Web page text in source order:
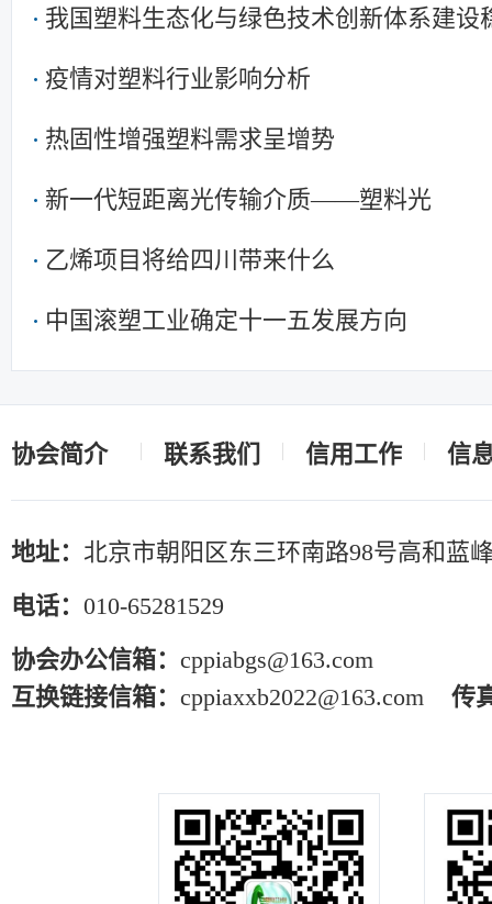
我国塑料生态化与绿色技术创新体系建设
疫情对塑料行业影响分析
热固性增强塑料需求呈增势
新一代短距离光传输介质——塑料光
乙烯项目将给四川带来什么
中国滚塑工业确定十一五发展方向
协会简介 联系我们 信用工作 信
地址： 北京市朝阳区东三环南路98号高和蓝
电话： 010-65281529
协会办公信箱： cppiabgs@163.com
互换链接信箱： cppiaxxb2022@163.com 传